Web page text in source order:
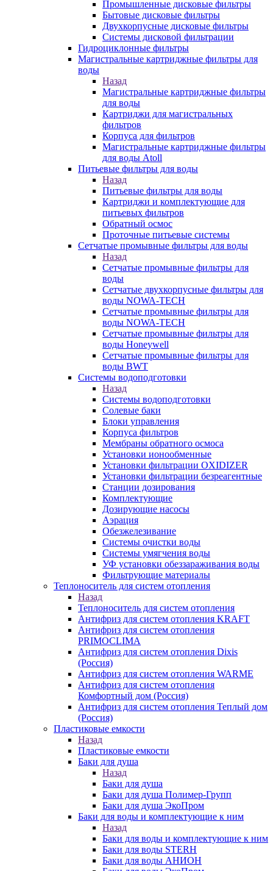
Промышленные дисковые фильтры
Бытовые дисковые фильтры
Двухкорпусные дисковые фильтры
Системы дисковой фильтрации
Гидроциклонные фильтры
Магистральные картриджные фильтры для
воды
Назад
Магистральные картриджные фильтры
для воды
Картриджи для магистральных
фильтров
Корпуса для фильтров
Магистральные картриджные фильтры
для воды Atoll
Питьевые фильтры для воды
Назад
Питьевые фильтры для воды
Картриджи и комплектующие для
питьевых фильтров
Обратный осмос
Проточные питьевые системы
Сетчатые промывные фильтры для воды
Назад
Сетчатые промывные фильтры для
воды
Сетчатые двухкорпусные фильтры для
воды NOWA-TECH
Сетчатые промывные фильтры для
воды NOWA-TECH
Сетчатые промывные фильтры для
воды Honeywell
Сетчатые промывные фильтры для
воды BWT
Системы водоподготовки
Назад
Системы водоподготовки
Солевые баки
Блоки управления
Корпуса фильтров
Мембраны обратного осмоса
Установки ионообменные
Установки фильтрации OXIDIZER
Установки фильтрации безреагентные
Станции дозирования
Комплектующие
Дозирующие насосы
Аэрация
Обезжелезивание
Системы очистки воды
Системы умягчения воды
УФ установки обеззараживания воды
Фильтрующие материалы
Теплоноситель для систем отопления
Назад
Теплоноситель для систем отопления
Антифриз для систем отопления KRAFT
Антифриз для систем отопления
PRIMOCLIMA
Антифриз для систем отопления Dixis
(Россия)
Антифриз для систем отопления WARME
Антифриз для систем отопления
Комфортный дом (Россия)
Антифриз для систем отопления Теплый дом
(Россия)
Пластиковые емкости
Назад
Пластиковые емкости
Баки для душа
Назад
Баки для душа
Баки для душа Полимер-Групп
Баки для душа ЭкоПром
Баки для воды и комплектующие к ним
Назад
Баки для воды и комплектующие к ним
Баки для воды STERH
Баки для воды АНИОН